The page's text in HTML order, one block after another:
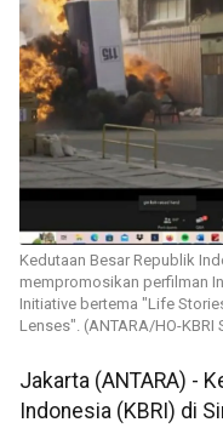
Kedutaan Besar Republik
mempromosikan perfilman
Initiative bertema "Life
Lenses". (ANTARA/HO-KBRI
Jakarta (ANTARA) -
Indonesia (KBRI) di